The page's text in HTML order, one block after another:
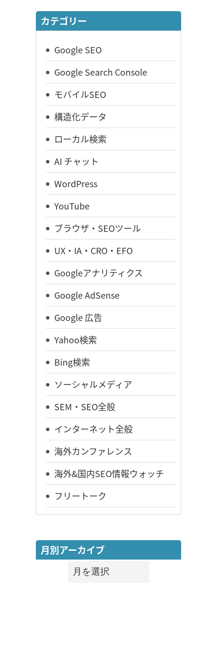
カテゴリー
Google SEO
Google Search Console
モバイルSEO
構造化データ
ローカル検索
AI チャット
WordPress
YouTube
ブラウザ・SEOツール
UX・IA・CRO・EFO
Googleアナリティクス
Google AdSense
Google 広告
Yahoo検索
Bing検索
ソーシャルメディア
SEM・SEO全般
インターネット全般
海外カンファレンス
海外&国内SEO情報ウォッチ
フリートーク
月別アーカイブ
月
別